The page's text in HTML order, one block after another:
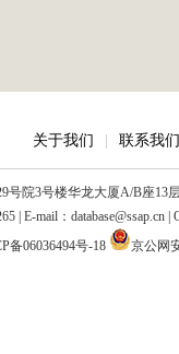
关于我们 联系我们
院3号楼华龙大厦A/B座13
| E-mail：database@ssap.cn
备06036494号-18
京公网